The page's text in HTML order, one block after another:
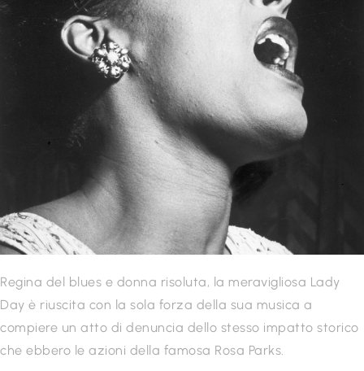
Regina del blues e donna risoluta, la meravigliosa Lady
Day è riuscita con la sola forza della sua musica a
compiere un atto di denuncia dello stesso impatto storico
che ebbero le azioni della famosa Rosa Parks.